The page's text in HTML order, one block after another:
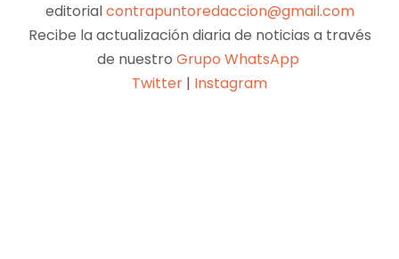
editorialcontrapuntoredaccion@gmail.com
Recibe la actualización diaria de noticias a través
de nuestro Grupo WhatsApp
Twitter | Instagram